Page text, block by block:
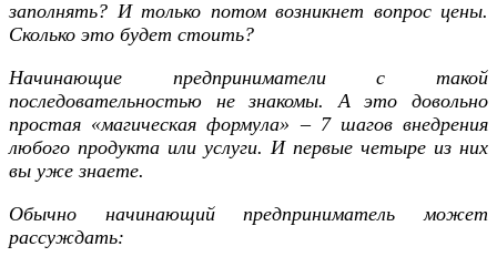
заполнять? И только потом возникнет вопрос цены.
Сколько это будет стоить?
Начинающие предприниматели с такой
последовательностью не знакомы. А это довольно
простая «магическая формула» – 7 шагов внедрения
любого продукта или услуги. И первые четыре из них
вы уже знаете.
Обычно начинающий предприниматель может
рассуждать: